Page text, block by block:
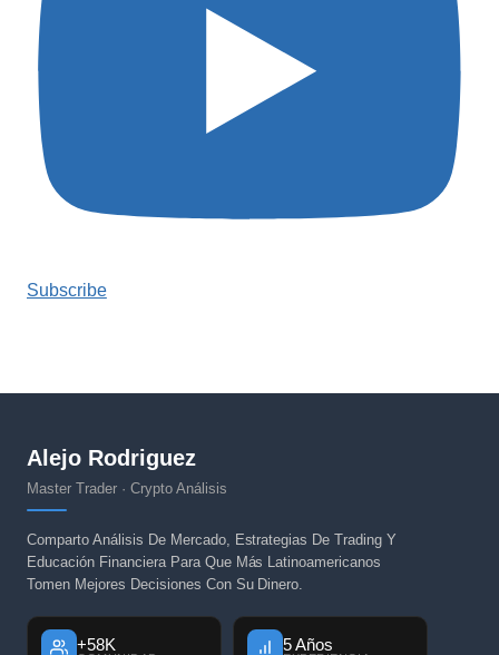
Subscribe
Alejo Rodriguez
Master Trader · Crypto Análisis
Comparto Análisis De Mercado, Estrategias De Trading Y
Educación Financiera Para Que Más Latinoamericanos
Tomen Mejores Decisiones Con Su Dinero.
+58K 5 Años